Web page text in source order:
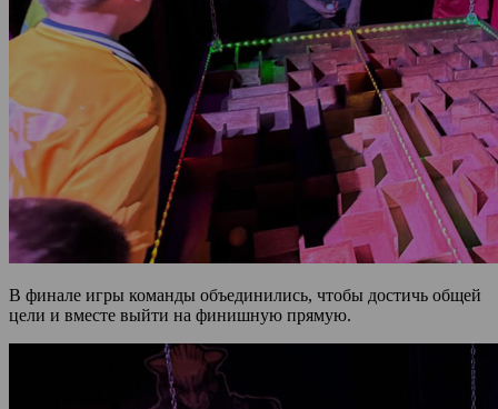
В финале игры команды объединились, чтобы достичь общей
цели и вместе выйти на финишную прямую.